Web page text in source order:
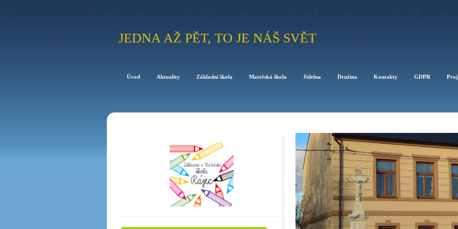
JEDNA AŽ PĚT, TO JE NÁŠ SVĚT
Úvod Aktuality Základní škola Mateřská škola Jídelna Družina Kontakty GDPR